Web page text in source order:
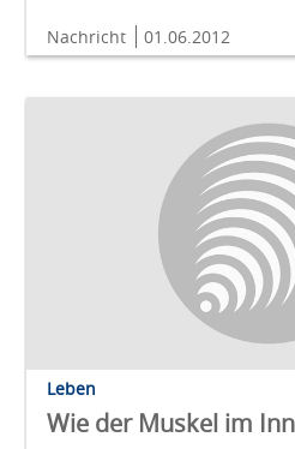
Nachricht 01.06.2012
Leben
Wie der Muskel im